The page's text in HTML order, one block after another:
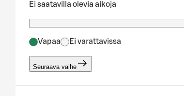
Ei saatavilla olevia aikoja
Vapaa Ei varattavissa
Seuraava vaihe